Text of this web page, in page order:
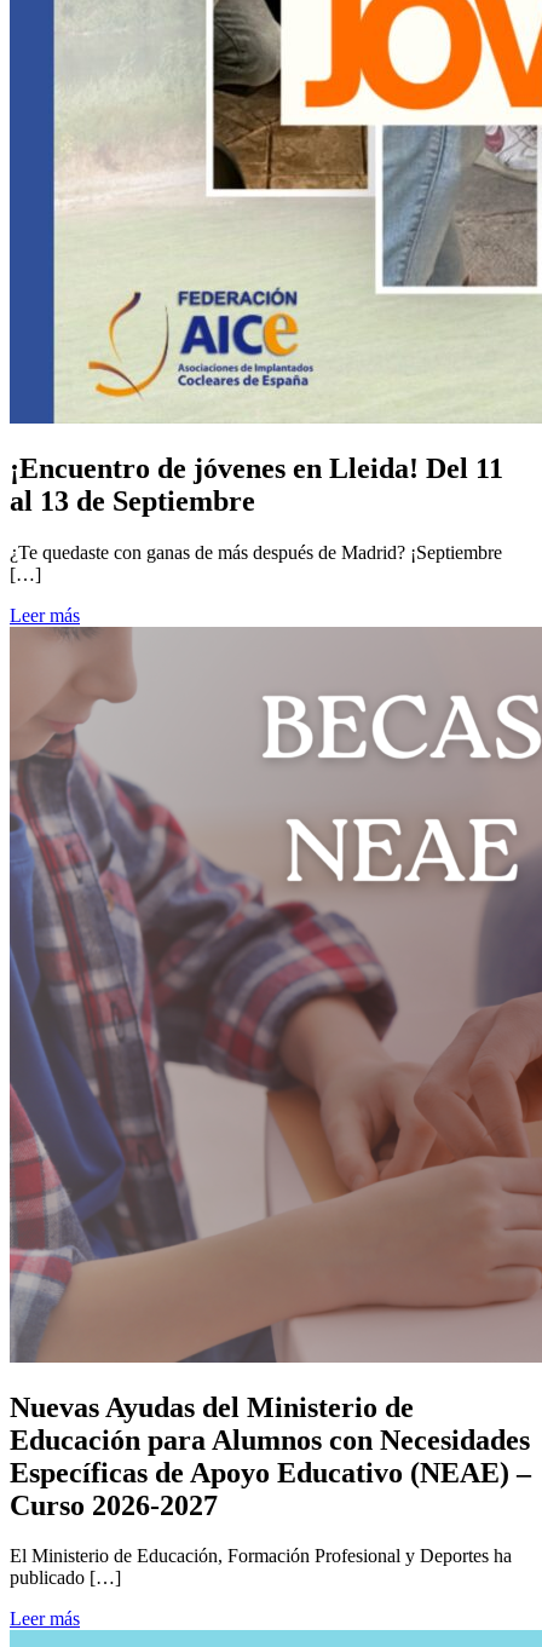
¡Encuentro de jóvenes en Lleida! Del 11
al 13 de Septiembre
¿Te quedaste con ganas de más después de Madrid? ¡Septiembre
[…]
Leer más
Nuevas Ayudas del Ministerio de
Educación para Alumnos con Necesidades
Específicas de Apoyo Educativo (NEAE) –
Curso 2026-2027
El Ministerio de Educación, Formación Profesional y Deportes ha
publicado […]
Leer más